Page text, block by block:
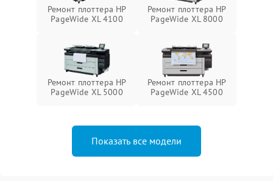
Ремонт плоттера HP
PageWide XL 4100
Ремонт плоттера HP
PageWide XL 8000
Ремонт плоттера HP
PageWide XL 5000
Ремонт плоттера HP
PageWide XL 4500
Показать все модели